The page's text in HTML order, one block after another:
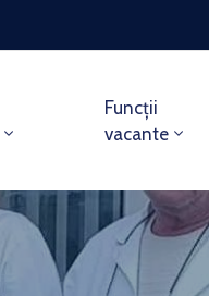
Funcții
vacante